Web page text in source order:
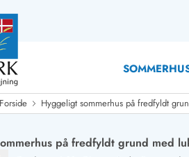
Forside Hyggeligt sommerhus på fredfyldt
på fredfyldt grund med